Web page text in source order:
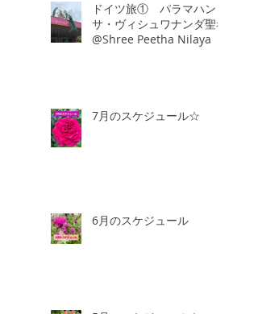
ドイツ旅① パラマハン
サ・ヴィシュワナンダ聖者
@Shree Peetha Nilaya
7月のスケジュール☆
6月のスケジュール